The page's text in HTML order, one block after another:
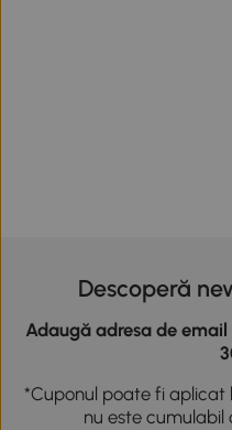
Descoperă
Adaugă adresa de
*Cuponul poate fi aplicat
nu este